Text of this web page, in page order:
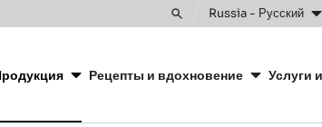
Toggle
Russia - Русский
Рецепты и вдохновение Услуги